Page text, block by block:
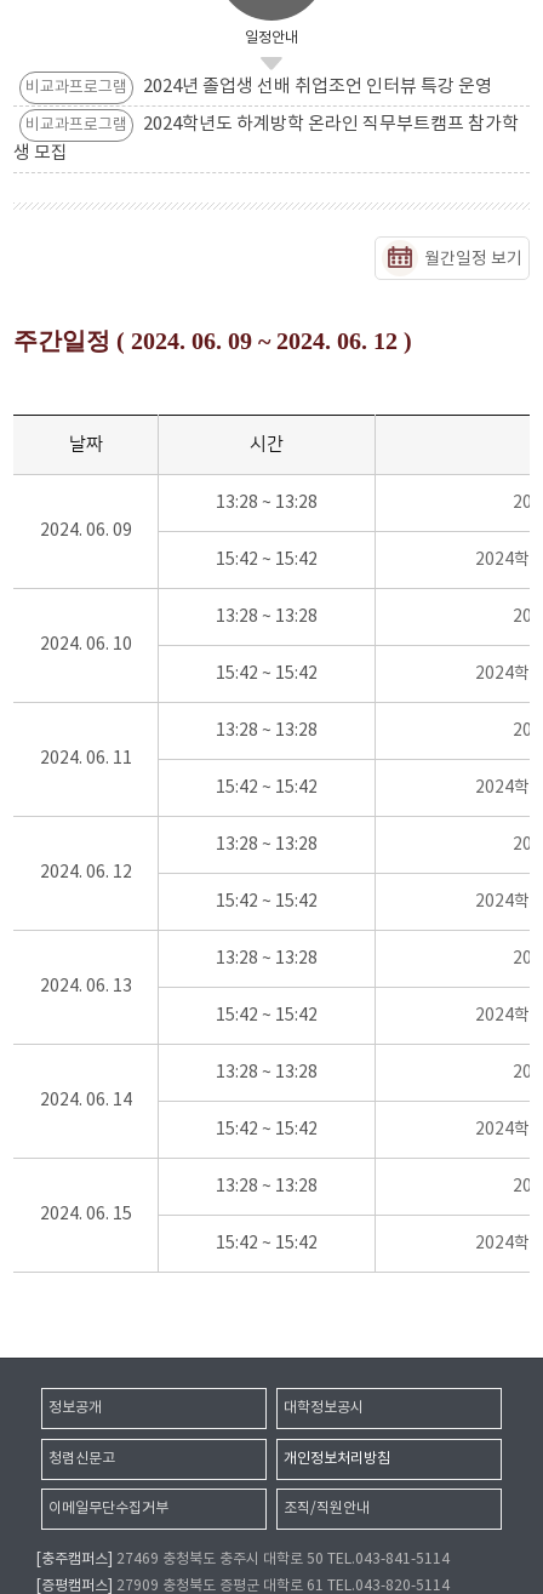
일정안내
비교과프로그램 2024년 졸업생 선배 취업조언 인터뷰 특강 운영
비교과프로그램
2024학년도 하계방학 온라인 직무부트캠프 참가학
생 모집
월간일정 보기
주간일정 ( 2024. 06. 09 ~ 2024. 06. 12 )
날짜 시간
2024. 06. 09
13:28 ~ 13:28
15:42 ~ 15:42 2024학
2024. 06. 10
13:28 ~ 13:28
15:42 ~ 15:42 2024학
2024. 06. 11
13:28 ~ 13:28
15:42 ~ 15:42 2024학
2024. 06. 12
13:28 ~ 13:28
15:42 ~ 15:42 2024학
2024. 06. 13
13:28 ~ 13:28
15:42 ~ 15:42 2024학
2024. 06. 14
13:28 ~ 13:28
15:42 ~ 15:42 2024학
2024. 06. 15
13:28 ~ 13:28
15:42 ~ 15:42 2024학
정보공개 대학정보공시
청렴신문고 개인정보처리방침
이메일무단수집거부 조직/직원안내
[충주캠퍼스]
27469 충청북도 충주시 대학로 50 TEL.043-841-5114
[증평캠퍼스]
27909 충청북도 증평군 대학로 61 TEL.043-820-5114